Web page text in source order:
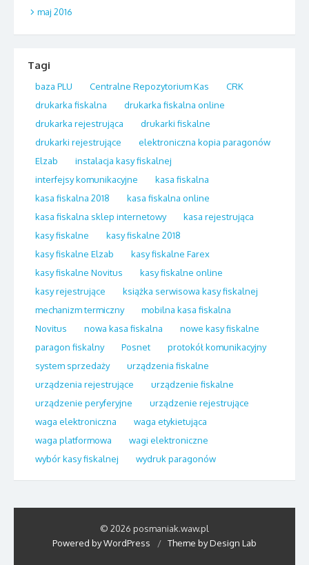
maj 2016
Tagi
baza PLU Centralne Repozytorium Kas
CRK
drukarka fiskalna
drukarka fiskalna online
drukarka rejestrująca
drukarki fiskalne
drukarki rejestrujące
elektroniczna kopia paragonów
Elzab
instalacja kasy fiskalnej
interfejsy komunikacyjne
kasa fiskalna
kasa fiskalna 2018
kasa fiskalna online
kasa fiskalna sklep internetowy
kasa rejestrująca
kasy fiskalne
kasy fiskalne 2018
kasy fiskalne Elzab
kasy fiskalne Farex
kasy fiskalne Novitus
kasy fiskalne online
kasy rejestrujące
książka serwisowa kasy fiskalnej
mechanizm termiczny
mobilna kasa fiskalna
Novitus
nowa kasa fiskalna
nowe kasy fiskalne
paragon fiskalny
Posnet
protokół komunikacyjny
system sprzedaży
urządzenia fiskalne
urządzenia rejestrujące
urządzenie fiskalne
urządzenie peryferyjne
urządzenie rejestrujące
waga elektroniczna
waga etykietująca
waga platformowa
wagi elektroniczne
wybór kasy fiskalnej
wydruk paragonów
© 2026 posmaniak.waw.pl
Powered by WordPress
/ Theme by Design Lab